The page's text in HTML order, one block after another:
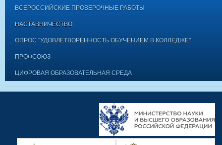
ВСЕРОССИЙСКИЕ ПРОВЕРОЧНЫЕ РАБОТЫ
НАСТАВНИЧЕСТВО
ОПРОС "УДОВЛЕТВОРЕННОСТЬ ОБУЧЕНИЕМ В КОЛЛЕДЖЕ"
ПРОФСОЮЗ
ЦИФРОВАЯ ОБРАЗОВАТЕЛЬНАЯ СРЕДА